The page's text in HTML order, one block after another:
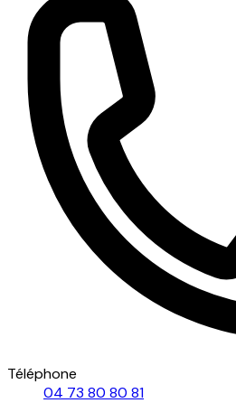
Téléphone
04 73 80 80 81